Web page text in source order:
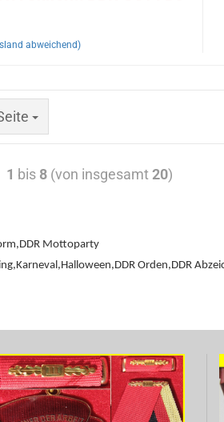
abweichend)
1 bis 8 (von insgesamt20)
Mottoparty
Orden,DDR